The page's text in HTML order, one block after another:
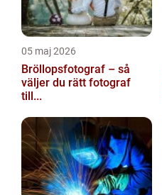
05 maj 2026
Bröllopsfotograf – så
väljer du rätt fotograf
till...